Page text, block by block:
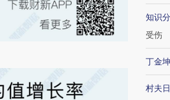
知识
受伤
丁金坤
村夫